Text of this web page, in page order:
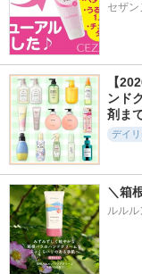
5.6
437件
ホワイトプロミス 0
3
WHiTE PROMiSE
5.7
8718件
セザン
【
ンド
剤ま
デイ
＼箱
ルルル